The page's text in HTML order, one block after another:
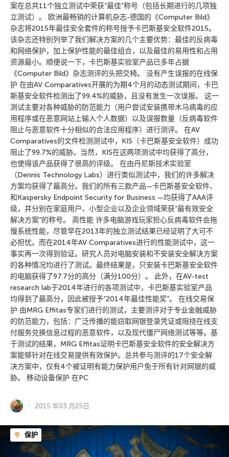
案在总共11个独立测试中荣获”最佳”称号（包括长期进行的几项独
立测试）。 欧洲最畅销的计算机杂志-德国的《Сomputer Bild》
杂志将2015年最佳安全套件的称号授予卡巴斯基安全软件2015。
该杂志还特别列举了我们解决方案的几个主要优势：最佳的反病毒
和网络保护，加上保护性能的最佳组合，以及最佳的易用性和占用
资源最小。顺便说一下，卡巴斯基实验室产品已多年占据
《Сomputer Bild》杂志测评的头把交椅。 没有产生误报的在线保
护 在由AV Comparatives开展的为期4个月的动态测试期间，卡巴
斯基安全软件检测出了99.4%的威胁，且没有发生一次误报。 这一
测试主要对各种威胁的防范能力（用户尝试安装携带木马病毒的应
用程序或在恶意网站上输入个人数据）以及误报数量（反病毒软件
阻止与恶意软件十分相似的合法应用程序）进行测评。 在AV
Comparatives的文件检测测试中，KIS（卡巴斯基安全软件）成功
阻止了99.7%的威胁。当然，KIS在这两项测试中均获得了高分，
也使得该产品获得了很高的评级。 在由丹尼斯技术实验室
（Dennis Technology Labs）进行类似测试中，我们的许多解决
方案均获得了最高分。我们的所有三款产品—卡巴斯基安全软件、
和Kaspersky Endpoint Security for Business —均获得了AAA评
级，并分别在家庭用户、小型企业以及企业领域荣获”最有效安全
解决方案”的称号。 高性能 许多电脑游戏玩家担心反病毒软件会拖
慢系统性能，尽管早在2013年的独立测试结果已经证明了大可不
必担忧。而在2014年AV Comparatives进行的性能测试中，这一
事实再一次得到验证。研究人员对电脑安装和不安装安全解决方案
的各种情况均进行了测试。最终结果是，只安装卡巴斯基安全软件
的电脑获得了97.7分的高分（满分100分）。 此外，在AV-test
research lab于2014年进行的各项测试中，卡巴斯基实验室产品
均得到了最高分，因此被授予“2014年最佳性能奖”。 在线交易保
护 由MRG Effitas专家们进行的测试，主要测评对于专业金融威胁
的防范能力，包括：广泛传播的能窃取网银登录凭证或阻挠在线支
付服务兑换信息过程的恶意软件，以及现代僵尸网络测试等等。基
于测试的结果，MRG Effitas证明卡巴斯基安全软件的安全解决方
案能够针对在线交易提供有效保护。总共参与测评的17个安全解
决方案中，仅有4个被证明有能力保护用户免于所有针对网银的威
胁。 移动设备保护 在PC
2015 年03 月25日
保护